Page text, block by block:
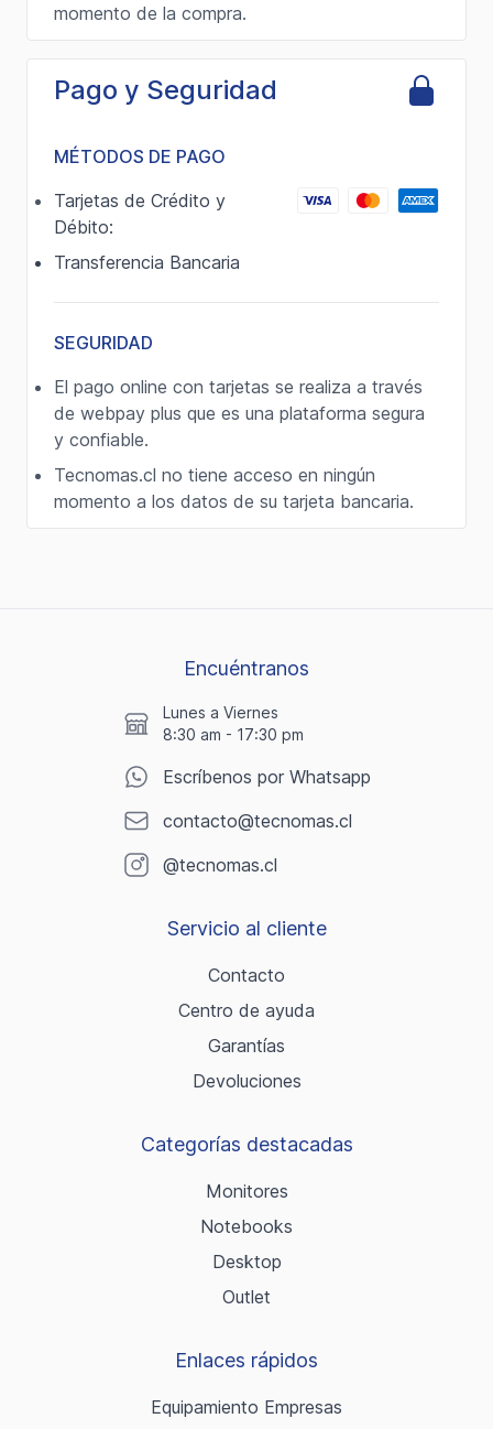
momento de la compra.
Pago y Seguridad
MÉTODOS DE PAGO
Tarjetas de Crédito y
Débito:
Transferencia Bancaria
SEGURIDAD
El pago online con tarjetas se realiza a través
de webpay plus que es una plataforma segura
y confiable.
Tecnomas.cl no tiene acceso en ningún
momento a los datos de su tarjeta bancaria.
Encuéntranos
Lunes a Viernes
8:30 am - 17:30 pm
Escríbenos por Whatsapp
contacto@tecnomas.cl
@tecnomas.cl
Servicio al cliente
Contacto
Centro de ayuda
Garantías
Devoluciones
Categorías destacadas
Monitores
Notebooks
Desktop
Outlet
Enlaces rápidos
Equipamiento Empresas